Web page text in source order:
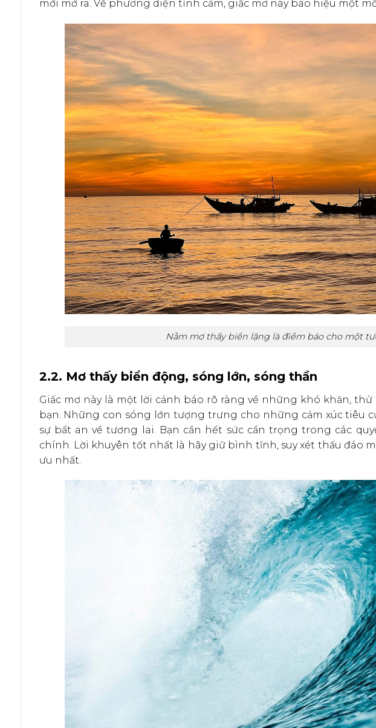
mới mở ra. Về phương diện tình cảm, giấc mơ này báo hiệu một
Nằm mơ thấy biển lặng là điềm báo cho một
2.2. Mơ thấy biển động, sóng lớn, sóng thần
Giấc mơ này là một lời cảnh báo rõ ràng về những khó khăn,
bạn. Những con sóng lớn tượng trưng cho những cảm xúc tiêu
sự bất an về tương lai. Bạn cần hết sức cẩn trọng trong các
chính. Lời khuyên tốt nhất là hãy giữ bình tĩnh, suy xét thấu đáo
ưu nhất.